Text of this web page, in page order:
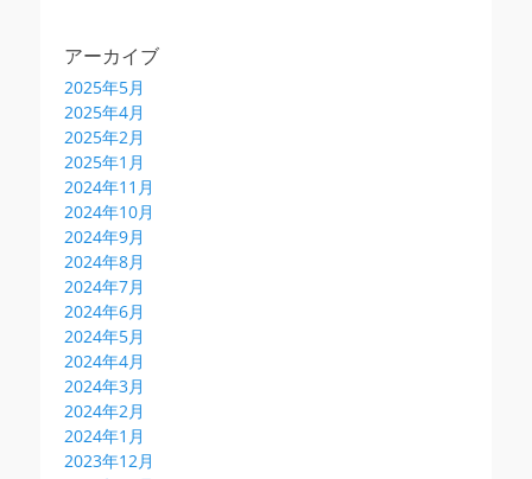
アーカイブ
2025年5月
2025年4月
2025年2月
2025年1月
2024年11月
2024年10月
2024年9月
2024年8月
2024年7月
2024年6月
2024年5月
2024年4月
2024年3月
2024年2月
2024年1月
2023年12月